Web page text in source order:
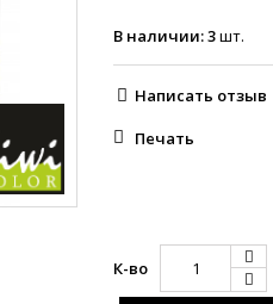
В наличии:3шт.
Написать отзыв
Печать
К-во